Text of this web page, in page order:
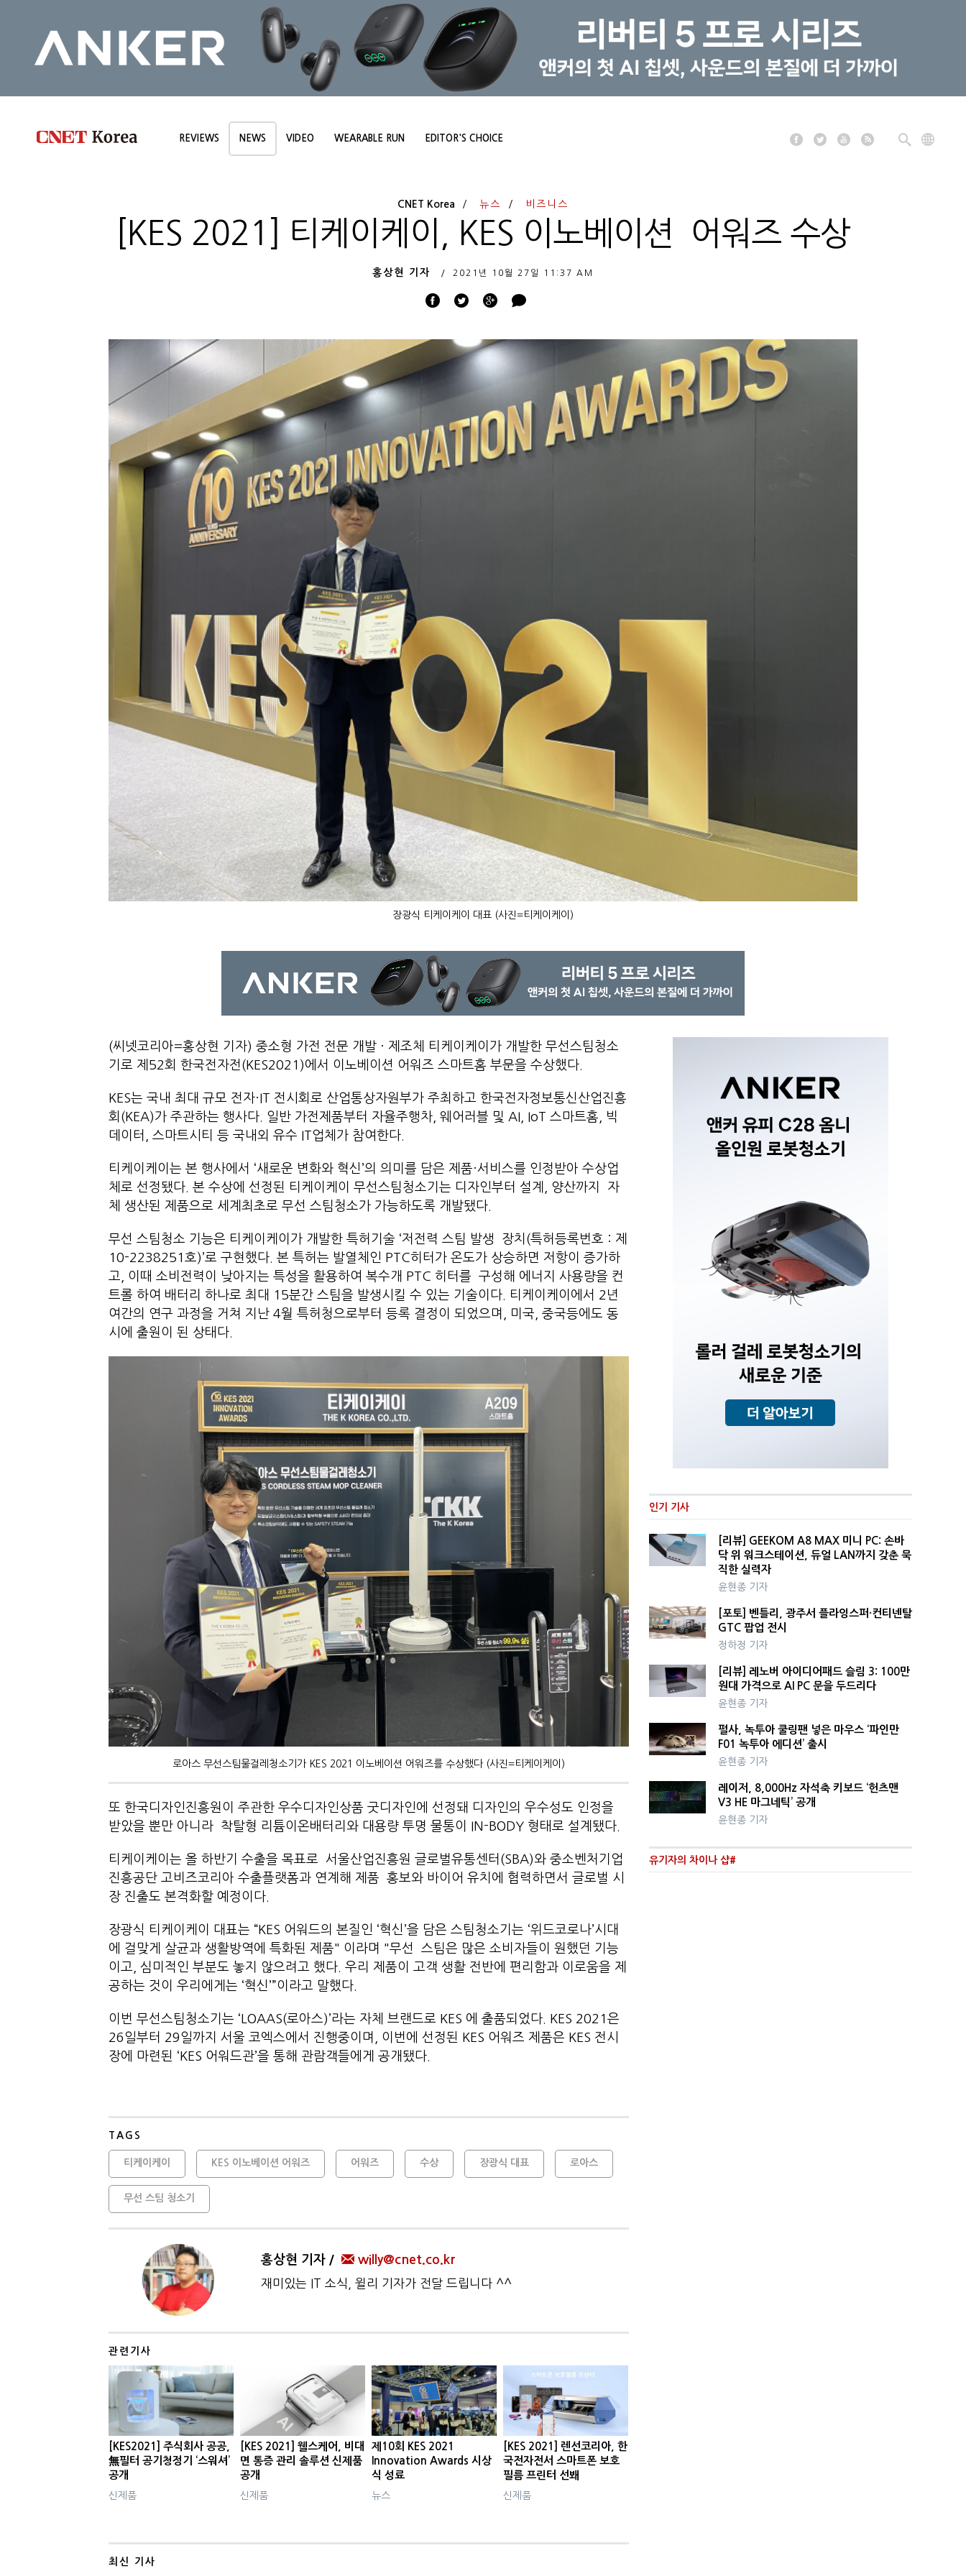
REVIEWS NEWS VIDEO WEARABLE RUN EDITOR'S CHOICE
CNET Korea 뉴스 비즈니스
[KES 2021] 티케이케이, KES 이노베이션 어워즈 수상
홍상현 기자 2021년 10월 27일 11:37 AM
장광식 티케이케이 대표 (사진=티케이케이)
(씨넷코리아=홍상현 기자) 중소형 가전 전문 개발 · 제조체 티케이케이가 개발한 무선스팀청소
기로 제52회 한국전자전(KES2021)에서 이노베이션 어워즈 스마트홈 부문을 수상했다.
KES는 국내 최대 규모 전자·IT 전시회로 산업통상자원부가 주최하고 한국전자정보통신산업진흥
회(KEA)가 주관하는 행사다. 일반 가전제품부터 자율주행차, 웨어러블 및 AI, IoT 스마트홈, 빅
데이터, 스마트시티 등 국내외 유수 IT업체가 참여한다.
티케이케이는 본 행사에서 ‘새로운 변화와 혁신’의 의미를 담은 제품·서비스를 인정받아 수상업
체로 선정됐다. 본 수상에 선정된 티케이케이 무선스팀청소기는 디자인부터 설계, 양산까지 자
체 생산된 제품으로 세계최초로 무선 스팀청소가 가능하도록 개발됐다.
무선 스팀청소 기능은 티케이케이가 개발한 특허기술 ‘저전력 스팀 발생 장치(특허등록번호 : 제
10-2238251호)’로 구현했다. 본 특허는 발열체인 PTC히터가 온도가 상승하면 저항이 증가하
고, 이때 소비전력이 낮아지는 특성을 활용하여 복수개 PTC 히터를 구성해 에너지 사용량을 컨
트롤 하여 배터리 하나로 최대 15분간 스팀을 발생시킬 수 있는 기술이다. 티케이케이에서 2년
여간의 연구 과정을 거쳐 지난 4월 특허청으로부터 등록 결정이 되었으며, 미국, 중국등에도 동
시에 출원이 된 상태다.
로아스 무선스팀물걸레청소기가 KES 2021 이노베이션 어워즈를 수상했다 (사진=티케이케이)
또 한국디자인진흥원이 주관한 우수디자인상품 굿디자인에 선정돼 디자인의 우수성도 인정을
받았을 뿐만 아니라 착탈형 리튬이온배터리와 대용량 투명 물통이 IN-BODY 형태로 설계됐다.
티케이케이는 올 하반기 수출을 목표로 서울산업진흥원 글로벌유통센터(SBA)와 중소벤처기업
진흥공단 고비즈코리아 수출플랫폼과 연계해 제품 홍보와 바이어 유치에 협력하면서 글로벌 시
장 진출도 본격화할 예정이다.
장광식 티케이케이 대표는 “KES 어워드의 본질인 ‘혁신’을 담은 스팀청소기는 ‘위드코로나’시대
에 걸맞게 살균과 생활방역에 특화된 제품" 이라며 "무선 스팀은 많은 소비자들이 원했던 기능
이고, 심미적인 부분도 놓지 않으려고 했다. 우리 제품이 고객 생활 전반에 편리함과 이로움을 제
공하는 것이 우리에게는 ‘혁신’”이라고 말했다.
이번 무선스팀청소기는 ‘LOAAS(로아스)’라는 자체 브랜드로 KES 에 출품되었다. KES 2021은
26일부터 29일까지 서울 코엑스에서 진행중이며, 이번에 선정된 KES 어워즈 제품은 KES 전시
장에 마련된 ‘KES 어워드관’을 통해 관람객들에게 공개됐다.
TAGS
티케이케이 KES 이노베이션 어워즈 어워즈 수상 장광식 대표 로아스
무선 스팀 청소기
홍상현 기자 willy@cnet.co.kr
재미있는 IT 소식, 윌리 기자가 전달 드립니다 ^^
관련기사
[KES2021] 주식회사 공공,
無필터 공기청정기 ‘스워셔’
공개
신제품
[KES 2021] 웰스케어, 비대
면 통증 관리 솔루션 신제품
공개
신제품
제10회 KES 2021
Innovation Awards 시상
식 성료
뉴스
[KES 2021] 렌선코리아, 한
국전자전서 스마트폰 보호
필름 프린터 선봬
신제품
최신 기사
인기 기사
[리뷰] GEEKOM A8 MAX 미니 PC: 손바
닥 위 워크스테이션, 듀얼 LAN까지 갖춘 묵
직한 실력자
윤현종 기자
[포토] 벤틀리, 광주서 플라잉스퍼·컨티넨탈
GTC 팝업 전시
정하정 기자
[리뷰] 레노버 아이디어패드 슬림 3: 100만
원대 가격으로 AI PC 문을 두드리다
윤현종 기자
펄사, 녹투아 쿨링팬 넣은 마우스 ‘파인만
F01 녹투아 에디션’ 출시
윤현종 기자
레이저, 8,000Hz 자석축 키보드 ‘헌츠맨
V3 HE 마그네틱’ 공개
윤현종 기자
유기자의 차이나 샵#